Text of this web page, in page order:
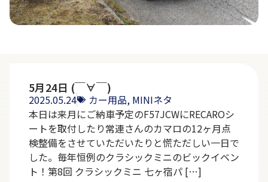
5月24日 (￣∀￣)
2025.05.24 カー用品, MINIネタ
本日は来月にご納車予定のF57JCWにRECAROシ
ートを取付したり常連さんのカマロの12ヶ月点
検整備をさせていただいたりと慌ただしい一日で
した。毎年恒例のクラシックミニのビックイベン
ト！第8回 クラシックミニ 七ヶ宿パ […]